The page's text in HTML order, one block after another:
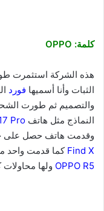
كلمة: OPPO
هذه الشركة استثمرت
الثبات وأنا أسميها فورد
والتصميم ثم طورت
النماذج مثل هاتف Pro
وقدمت هاتف حصل على
Find X كما قدمت واحد
OPPO R5 ولها محاولات